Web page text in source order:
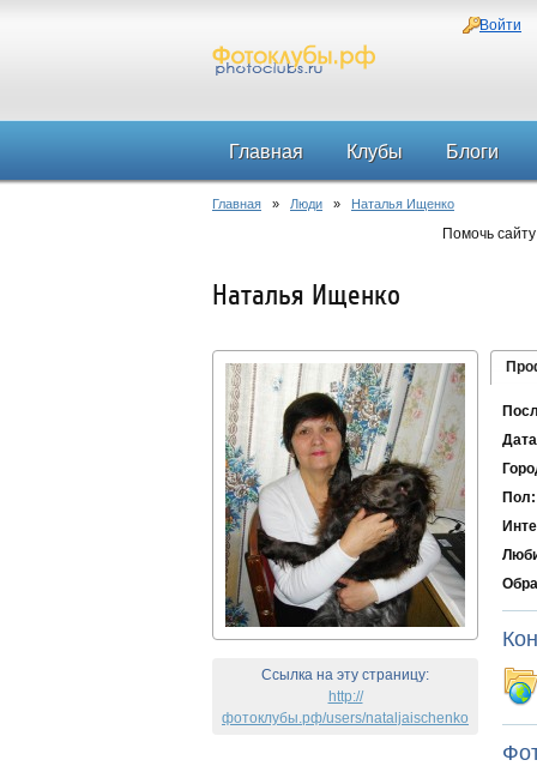
Войти
Главная Клубы Блоги
Главная » Люди » Наталья Ищенко
Помочь
Наталья Ищенко
Ссылка на эту страницу:
http://
фотоклубы.рф/users/nataljaischenko
Пол: